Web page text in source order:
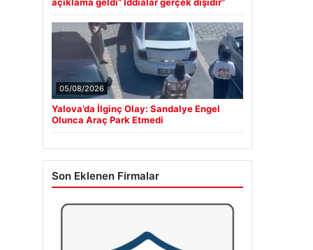
05/08/2026
Yalova’da İlginç Olay: Sandalye Engel
Olunca Araç Park Etmedi
Son Eklenen Firmalar